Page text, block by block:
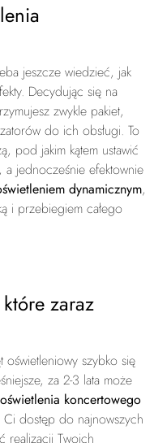
jeszcze wiedzieć, jak
Decydując się na
zwykle pakiet,
do ich obsługi. To
pod jakim kątem ustawić
a jednocześnie efektownie
dynamicznym,
i przebiegiem całego
zaraz
szybko się
za 2-3 lata może
oświetlenia koncertowego
dostęp do najnowszych
realizacji Twoich